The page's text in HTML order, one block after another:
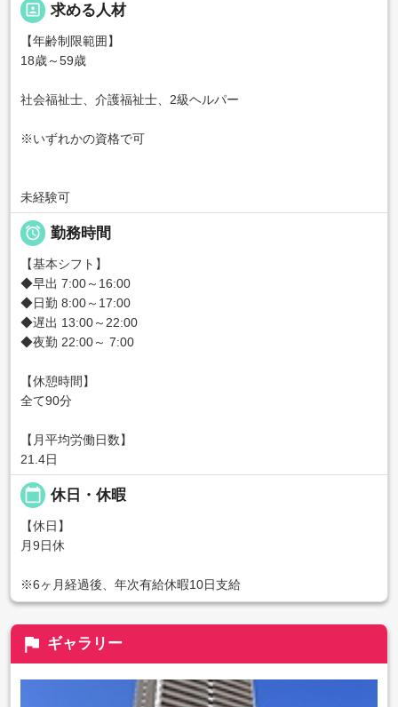
portrait 求める人材
【年齢制限範囲】
18歳～59歳
社会福祉士、介護福祉士、2級ヘルパー
※いずれかの資格で可
未経験可
 勤務時間
【基本シフト】
◆早出 7:00～16:00
◆日勤 8:00～17:00
◆遅出 13:00～22:00
◆夜勤 22:00～ 7:00
【休憩時間】
全て90分
【月平均労働日数】
21.4日
calendar_today 休日・休暇
【休日】
月9日休
※6ヶ月経過後、年次有給休暇10日支給
flag ギャラリー